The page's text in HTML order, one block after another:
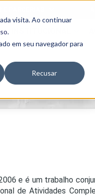
visita. Ao continuar
.
em seu navegador para
Recusar
MPHU
NIT
e é um trabalho
de Atividades